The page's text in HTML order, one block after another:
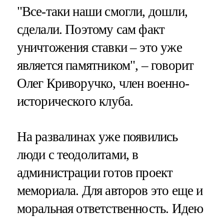
"Все-таки наши смогли, дошли,
сделали. Поэтому сам факт
уничтожения ставки – это уже
является памятником", – говорит
Олег Криворучко, член военно-
исторического клуба.
На развалинах уже появились
люди с теодолитами, в
администрации готов проект
мемориала. Для авторов это еще и
моральная ответственность. Идею